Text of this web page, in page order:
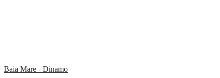
Baia Mare - Dinamo